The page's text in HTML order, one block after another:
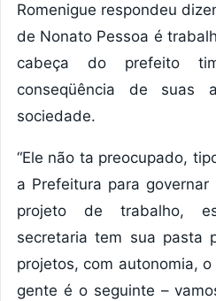
Romenigue respondeu
de Nonato Pessoa é
cabeça do prefeito
conseqüência de suas
sociedade.
“Ele não ta preocupado,
a Prefeitura para
projeto de trabalho,
secretaria tem sua pasta
projetos, com autonomia,
gente é o seguinte –